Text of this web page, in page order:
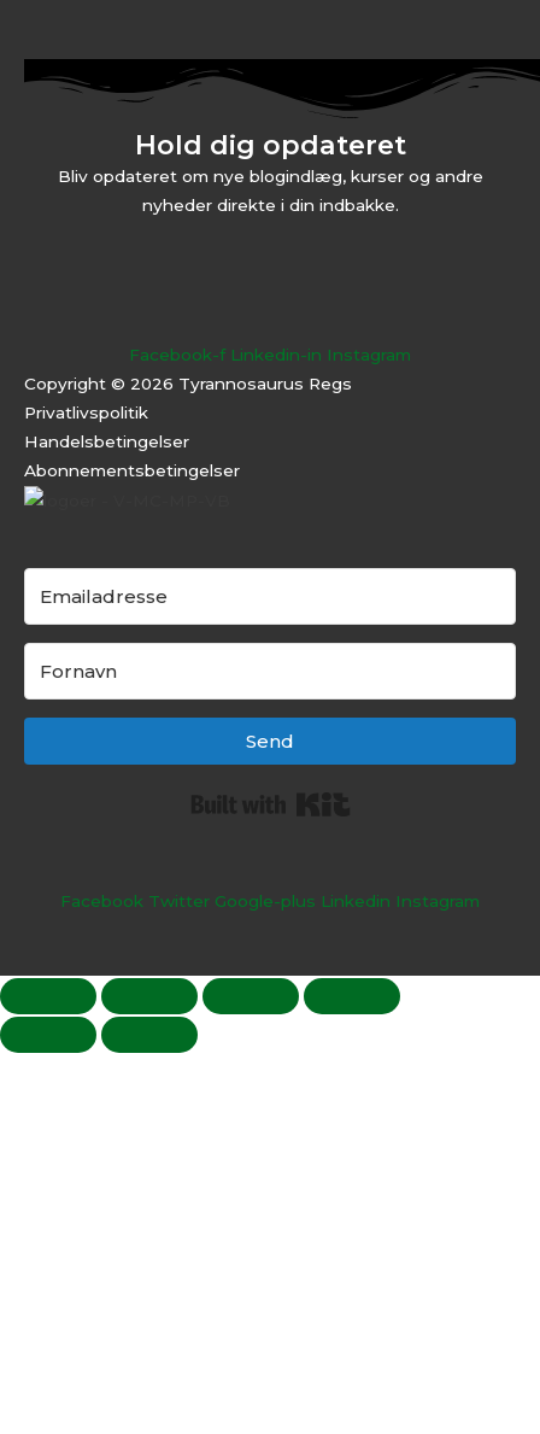
Hold dig opdateret
Bliv opdateret om nye blogindlæg, kurser og andre
nyheder direkte i din indbakke.
Facebook-f Linkedin-in Instagram
Copyright © 2026 Tyrannosaurus Regs
Privatlivspolitik
Handelsbetingelser
Abonnementsbetingelser
Send
Facebook Twitter Google-plus Linkedin Instagram